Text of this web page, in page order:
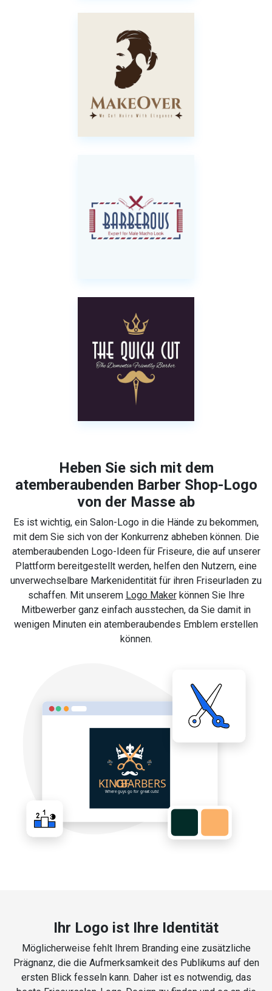
Heben Sie sich mit dem
atemberaubenden Barber Shop-Logo
von der Masse ab
Es ist wichtig, ein Salon-Logo in die Hände zu bekommen,
mit dem Sie sich von der Konkurrenz abheben können. Die
atemberaubenden Logo-Ideen für Friseure, die auf unserer
Plattform bereitgestellt werden, helfen den Nutzern, eine
unverwechselbare Markenidentität für ihren Friseurladen zu
schaffen. Mit unserem Logo Makerkönnen Sie Ihre
Mitbewerber ganz einfach ausstechen, da Sie damit in
wenigen Minuten ein atemberaubendes Emblem erstellen
können.
Ihr Logo ist Ihre Identität
Möglicherweise fehlt Ihrem Branding eine zusätzliche
Prägnanz, die die Aufmerksamkeit des Publikums auf den
ersten Blick fesseln kann. Daher ist es notwendig, das